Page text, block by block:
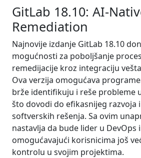
GitLab 18.10: AI-
Remediation
Najnovije izdanje GitLab 18.10
mogućnosti za poboljšanje
remedijacije kroz integraciju
Ova verzija omogućava
brže identifikuju i reše probleme
što dovodi do efikasnijeg razvoja
softverskih rešenja. Sa ovim
nastavlja da bude lider u DevOps
omogućavajući korisnicima još
kontrolu u svojim projektima.